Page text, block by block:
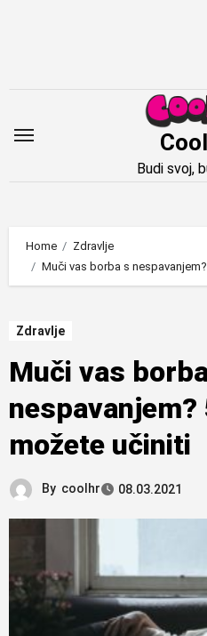
Budi svoj,
Home
Zdravlje
Muči vas borba s
Zdravlje
Muči vas
možete učiniti
By coolhr 08.03.2021